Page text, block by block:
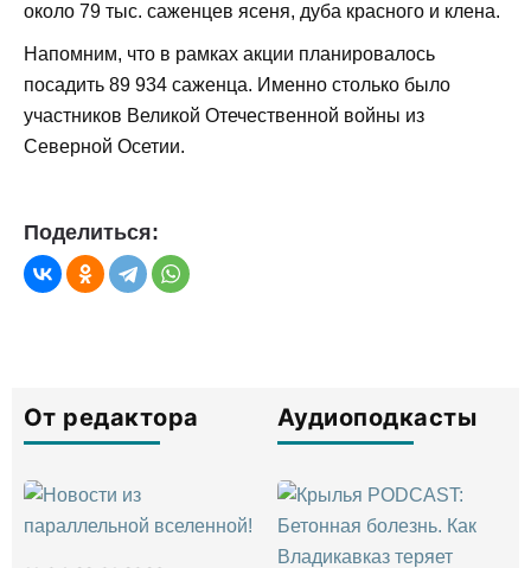
около 79 тыс. саженцев ясеня, дуба красного и клена.
Напомним, что в рамках акции планировалось
посадить 89 934 саженца. Именно столько было
участников Великой Отечественной войны из
Северной Осетии.
Поделиться:
От редактора Аудиоподкасты